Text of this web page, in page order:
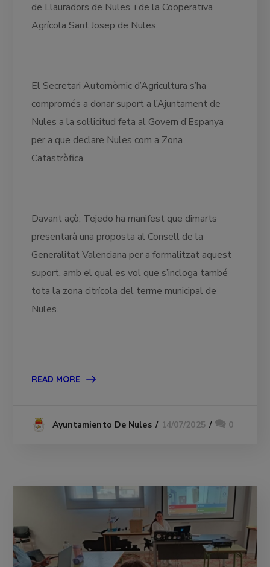
de Llauradors de Nules, i de la Cooperativa
Agrícola Sant Josep de Nules.
El Secretari Autornòmic d’Agricultura s’ha
compromés a donar suport a l’Ajuntament de
Nules a la sol·licitud feta al Govern d’Espanya
per a que declare Nules com a Zona
Catastròfica.
Davant açò, Tejedo ha manifest que dimarts
presentarà una proposta al Consell de la
Generalitat Valenciana per a formalitzat aquest
suport, amb el qual es vol que s’incloga també
tota la zona citrícola del terme municipal de
Nules.
READ MORE
Ayuntamiento De Nules 14/07/2025 0